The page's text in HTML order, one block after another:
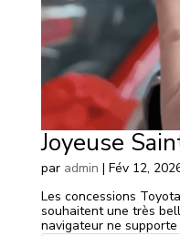
Joyeuse
par admin | Fév 12,
Les concessions
souhaitent une très
navigateur ne